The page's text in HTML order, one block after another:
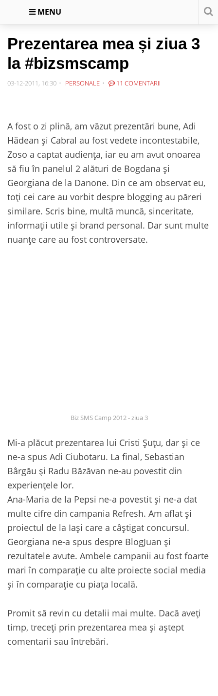
MENU
Prezentarea mea și ziua 3
la #bizsmscamp
03-12-2011, 16:30 PERSONALE 11 COMENTARII
A fost o zi plină, am văzut prezentări bune, Adi
Hădean și Cabral au fost vedete incontestabile,
Zoso a captat audiența, iar eu am avut onoarea
să fiu în panelul 2 alături de Bogdana și
Georgiana de la Danone. Din ce am observat eu,
toți cei care au vorbit despre blogging au păreri
similare. Scris bine, multă muncă, sinceritate,
informații utile și brand personal. Dar sunt multe
nuanțe care au fost controversate.
Biz SMS Camp 2012 - ziua 3
Mi-a plăcut prezentarea lui Cristi Șuțu, dar și ce
ne-a spus Adi Ciubotaru. La final, Sebastian
Bârgău și Radu Băzăvan ne-au povestit din
experiențele lor.
Ana-Maria de la Pepsi ne-a povestit și ne-a dat
multe cifre din campania Refresh. Am aflat și
proiectul de la Iași care a câștigat concursul.
Georgiana ne-a spus despre BlogJuan și
rezultatele avute. Ambele campanii au fost foarte
mari în comparație cu alte proiecte social media
și în comparație cu piața locală.
Promit să revin cu detalii mai multe. Dacă aveți
timp, treceți prin prezentarea mea și aștept
comentarii sau întrebări.